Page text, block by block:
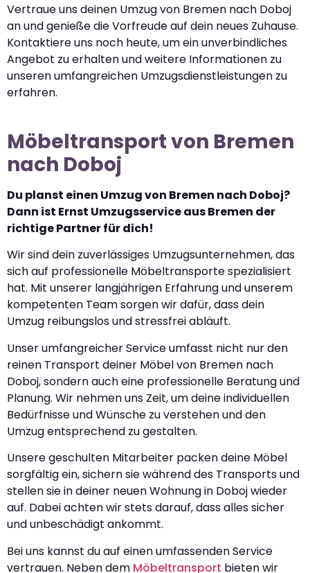
Vertraue uns deinen Umzug von Bremen nach Doboj
an und genieße die Vorfreude auf dein neues Zuhause.
Kontaktiere uns noch heute, um ein unverbindliches
Angebot zu erhalten und weitere Informationen zu
unseren umfangreichen Umzugsdienstleistungen zu
erfahren.
Möbeltransport von Bremen
nach Doboj
Du planst einen Umzug von Bremen nach Doboj?
Dann ist Ernst Umzugsservice aus Bremen der
richtige Partner für dich!
Wir sind dein zuverlässiges Umzugsunternehmen, das
sich auf professionelle Möbeltransporte spezialisiert
hat. Mit unserer langjährigen Erfahrung und unserem
kompetenten Team sorgen wir dafür, dass dein
Umzug reibungslos und stressfrei abläuft.
Unser umfangreicher Service umfasst nicht nur den
reinen Transport deiner Möbel von Bremen nach
Doboj, sondern auch eine professionelle Beratung und
Planung. Wir nehmen uns Zeit, um deine individuellen
Bedürfnisse und Wünsche zu verstehen und den
Umzug entsprechend zu gestalten.
Unsere geschulten Mitarbeiter packen deine Möbel
sorgfältig ein, sichern sie während des Transports und
stellen sie in deiner neuen Wohnung in Doboj wieder
auf. Dabei achten wir stets darauf, dass alles sicher
und unbeschädigt ankommt.
Bei uns kannst du auf einen umfassenden Service
vertrauen. Neben dem Möbeltransport bieten wir